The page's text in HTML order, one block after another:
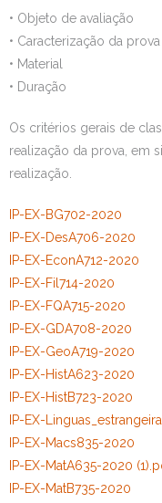
Estudar no CRSI
Contactos
• Objeto de avaliação
• Caracterização da prova
• Material
• Duração
Os critérios gerais de
realização da prova, em
realização.
IP-EX-BG702-2020
IP-EX-DesA706-2020
IP-EX-EconA712-2020
IP-EX-Fil714-2020
IP-EX-FQA715-2020
IP-EX-GDA708-2020
IP-EX-GeoA719-2020
IP-EX-HistA623-2020
IP-EX-HistB723-2020
IP-EX-
IP-EX-Macs835-2020
IP-EX-MatA635-2020
IP-EX-MatB735-2020